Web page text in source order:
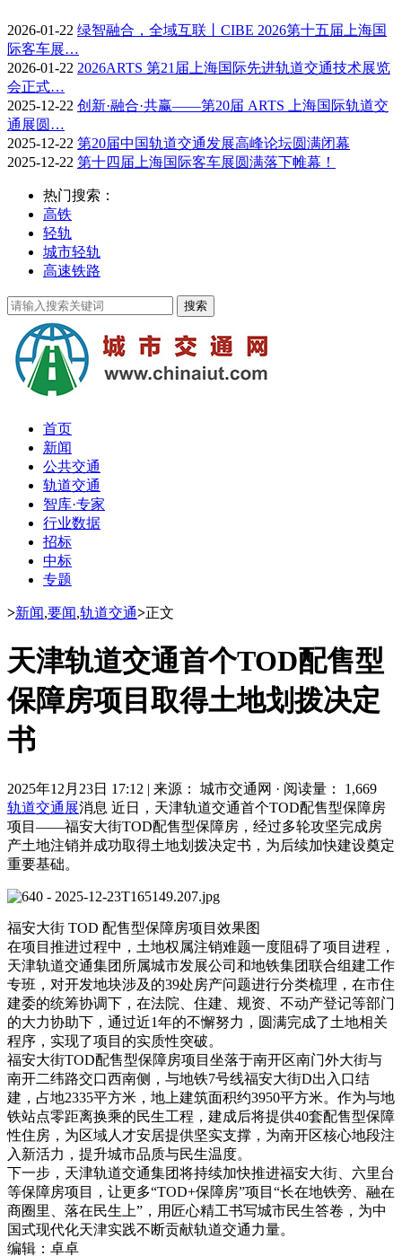
2026-01-22 绿智融合，全域互联丨CIBE 2026第十五届上海国
际客车展…
2026-01-22 2026ARTS 第21届上海国际先进轨道交通技术展览
会正式…
2025-12-22 创新·融合·共赢——第20届 ARTS 上海国际轨道交
通展圆…
2025-12-22 第20届中国轨道交通发展高峰论坛圆满闭幕
2025-12-22 第十四届上海国际客车展圆满落下帷幕！
热门搜索：
高铁
轻轨
城市轻轨
高速铁路
首页
新闻
公共交通
轨道交通
智库·专家
行业数据
招标
中标
专题
>新闻,要闻,轨道交通>正文
天津轨道交通首个TOD配售型
保障房项目取得土地划拨决定
书
2025年12月23日 17:12 | 来源： 城市交通网 · 阅读量： 1,669
轨道交通展消息 近日，天津轨道交通首个TOD配售型保障房
项目——福安大街TOD配售型保障房，经过多轮攻坚完成房
产土地注销并成功取得土地划拨决定书，为后续加快建设奠定
重要基础。
福安大街 TOD 配售型保障房项目效果图
在项目推进过程中，土地权属注销难题一度阻碍了项目进程，
天津轨道交通集团所属城市发展公司和地铁集团联合组建工作
专班，对开发地块涉及的39处房产问题进行分类梳理，在市住
建委的统筹协调下，在法院、住建、规资、不动产登记等部门
的大力协助下，通过近1年的不懈努力，圆满完成了土地相关
程序，实现了项目的实质性突破。
福安大街TOD配售型保障房项目坐落于南开区南门外大街与
南开二纬路交口西南侧，与地铁7号线福安大街D出入口结
建，占地2335平方米，地上建筑面积约3950平方米。作为与地
铁站点零距离换乘的民生工程，建成后将提供40套配售型保障
性住房，为区域人才安居提供坚实支撑，为南开区核心地段注
入新活力，提升城市品质与民生温度。
下一步，天津轨道交通集团将持续加快推进福安大街、六里台
等保障房项目，让更多“TOD+保障房”项目“长在地铁旁、融在
商圈里、落在民生上”，用匠心精工书写城市民生答卷，为中
国式现代化天津实践不断贡献轨道交通力量。
编辑：卓卓